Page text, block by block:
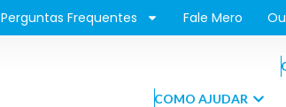
Perguntas Frequentes Fale Mero
COMO AJUDAR